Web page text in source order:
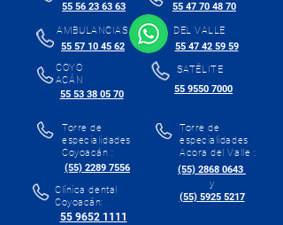
55 56 23 63 63
55 47 70 48 70
AMBULANCIAS
55 57 10 45 62
DEL VALLE
55 47 42 59 59
COYO
ACÁN
55 53 38 05 70
SATÉLITE
55 9550 7000
Torre de
especialidades
Coyoacán :
(55) 2289 7556
Clínica dental
Coyoacán:
55 9652 1111
Torre de
especialidades
Acora del Valle :
(55) 2868 0643
y
(55) 5925 5217